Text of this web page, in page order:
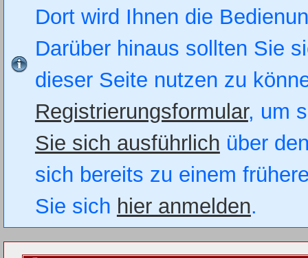
Dort wird Ihnen die
Darüber hinaus sollten Sie
dieser Seite nutzen zu
Registrierungsformular, um
Sie sich ausführlich über
sich bereits zu einem
Sie sich hier anmelden.